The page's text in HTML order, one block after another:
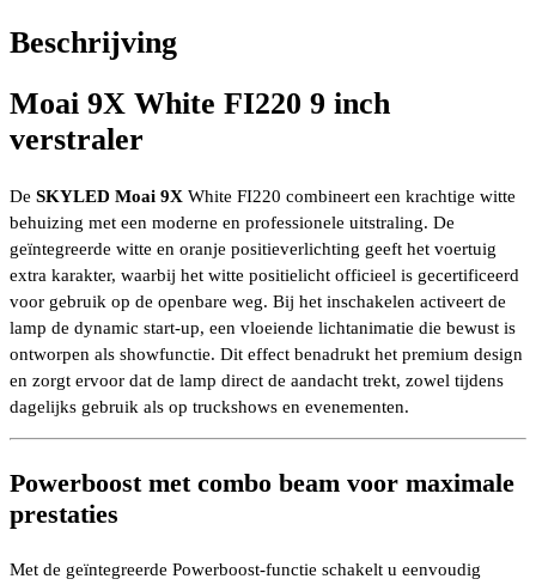
Lumen
162
667
meter
bij
aantal
Beschrijving
Moai 9X White FI220 9 inch
verstraler
De SKYLED Moai 9X White FI220 combineert een krachtige witte
behuizing met een moderne en professionele uitstraling. De
geïntegreerde witte en oranje positieverlichting geeft het voertuig
extra karakter, waarbij het witte positielicht officieel is gecertificeerd
voor gebruik op de openbare weg. Bij het inschakelen activeert de
lamp de dynamic start-up, een vloeiende lichtanimatie die bewust is
ontworpen als showfunctie. Dit effect benadrukt het premium design
en zorgt ervoor dat de lamp direct de aandacht trekt, zowel tijdens
dagelijks gebruik als op truckshows en evenementen.
Powerboost met combo beam voor maximale
prestaties
Met de geïntegreerde Powerboost-functie schakelt u eenvoudig